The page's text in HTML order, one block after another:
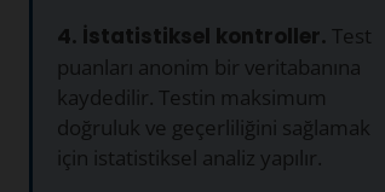
4. İstatistiksel kontroller. Test
puanları anonim bir veritabanına
kaydedilir. Testin maksimum
doğruluk ve geçerliliğini sağlamak
için istatistiksel analiz yapılır.